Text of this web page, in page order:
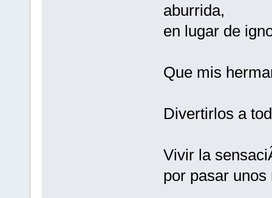
aburrida,
en lugar de
Que mis
Divertirlos a
Vivir la
por pasar